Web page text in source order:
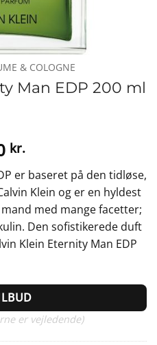
& COLOGNE
Man EDP 200 ml
kr..
kr.Den
aktuelle
pris
er:
772,50 kr..
er baseret på den tidløse,
Klein og er en hyldest
med mange facetter;
Den sofistikerede duft
Klein Eternity Man EDP
er vejledende)